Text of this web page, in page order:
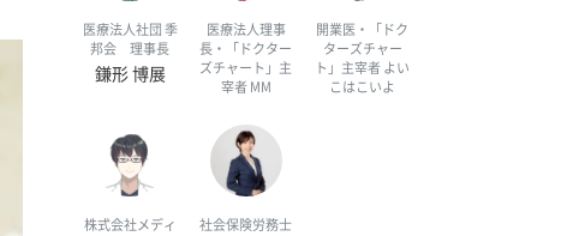
医療法人社団 季
邦会 理事長
鎌形 博展
医療法人理事
長・「ドクター
ズチャート」主
宰者 MM
開業医・「ドク
ターズチャー
ト」主宰者 よい
こはこいよ
株式会社メディ
社会保険労務士